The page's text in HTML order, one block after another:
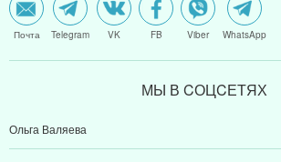
Почта Telegram VK FB Viber WhatsApp
МЫ В CОЦCЕТЯХ
Ольга Валяева